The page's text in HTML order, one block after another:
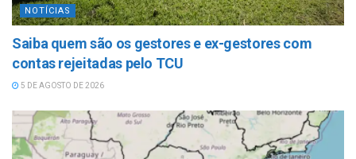
NOTÍCIAS
Saiba quem são os gestores e ex-gestores com
contas rejeitadas pelo TCU
5 DE AGOSTO DE 2026